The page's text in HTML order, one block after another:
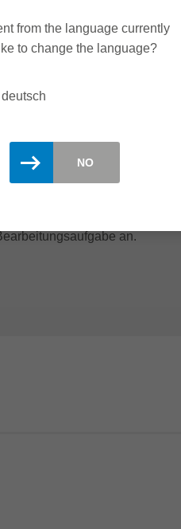
verwendet.
an.
from the language currently
to change the language?
NO